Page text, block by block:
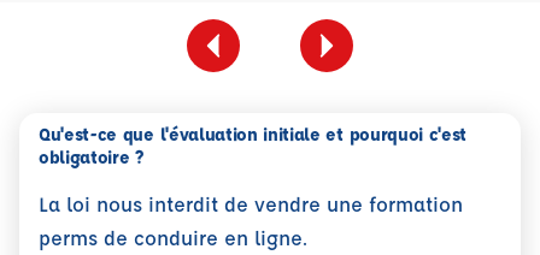
Qu'est-ce que l'évaluation initiale et pourquoi c'est
obligatoire ?
La loi nous interdit de vendre une formation
perms de conduire en ligne.